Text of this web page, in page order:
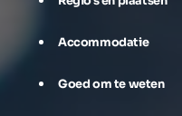
Accommodatie
Goed om te weten